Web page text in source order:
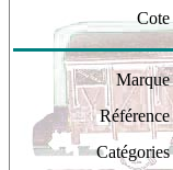
Cote
Marque
Référence
Catégories